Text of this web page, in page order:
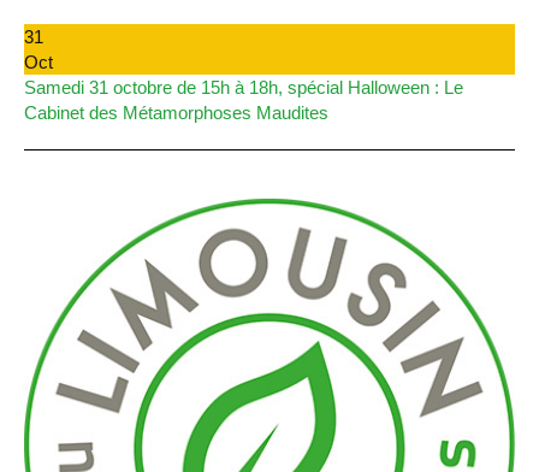
31
Oct
Samedi 31 octobre de 15h à 18h, spécial Halloween : Le
Cabinet des Métamorphoses Maudites